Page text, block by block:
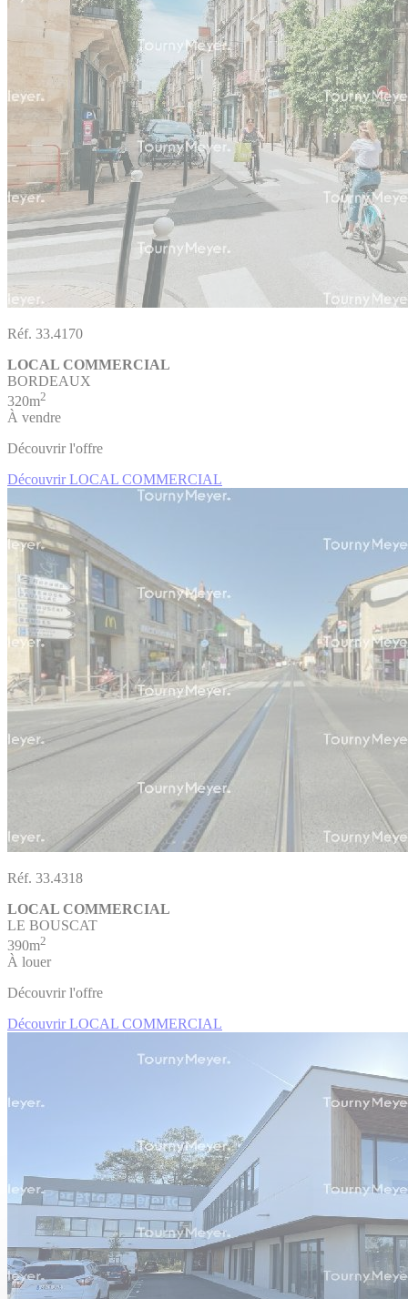
Réf. 33.4170
LOCAL COMMERCIAL
BORDEAUX
320m2
À vendre
Découvrir l'offre
Découvrir LOCAL COMMERCIAL
Réf. 33.4318
LOCAL COMMERCIAL
LE BOUSCAT
390m2
À louer
Découvrir l'offre
Découvrir LOCAL COMMERCIAL